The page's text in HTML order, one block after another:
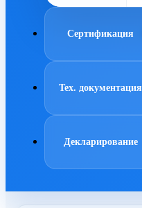
Сертификация
Тех. документация
Декларирование